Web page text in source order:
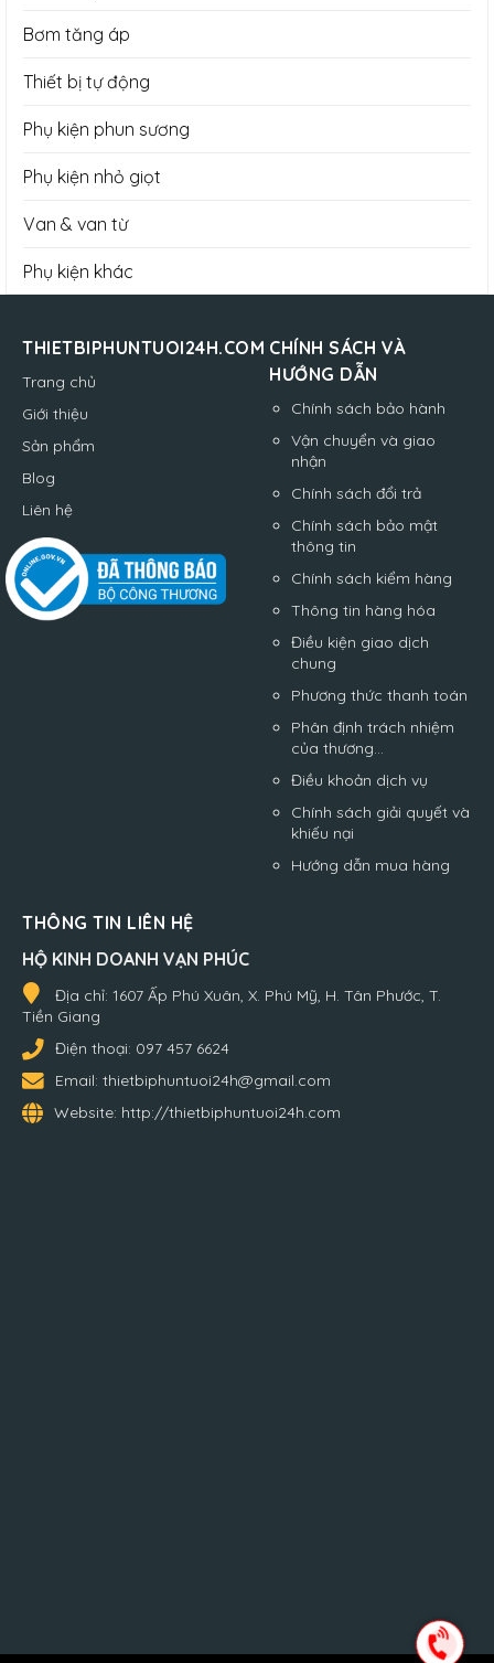
Bơm tăng áp
Thiết bị tự động
Phụ kiện phun sương
Phụ kiện nhỏ giọt
Van & van từ
Phụ kiện khác
THIETBIPHUNTUOI24H.COM
Trang chủ
Giới thiệu
Sản phẩm
Blog
Liên hệ
CHÍNH SÁCH VÀ
HƯỚNG DẪN
Chính sách bảo hành
Vận chuyển và giao
nhận
Chính sách đổi trả
Chính sách bảo mật
thông tin
Chính sách kiểm hàng
Thông tin hàng hóa
Điều kiện giao dịch
chung
Phương thức thanh toán
Phân định trách nhiệm
của thương...
Điều khoản dịch vụ
Chính sách giải quyết và
khiếu nại
Hướng dẫn mua hàng
THÔNG TIN LIÊN HỆ
HỘ KINH DOANH VẠN PHÚC
Địa chỉ: 1607 Ấp Phú Xuân, X. Phú Mỹ, H. Tân Phước, T.
Tiền Giang
Điện thoại: 097 457 6624
Email: thietbiphuntuoi24h@gmail.com
Website: http://thietbiphuntuoi24h.com